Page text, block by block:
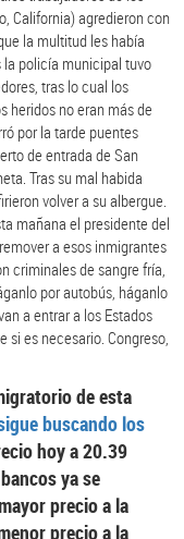
California) agredieron con
la multitud les había
policía municipal tuvo
tras lo cual los
heridos no eran más de
por la tarde puentes
de entrada de San
Tras su mal habida
volver a su albergue.
mañana el presidente del
a esos inmigrantes
criminales de sangre fría,
por autobús, háganlo
a entrar a los Estados
si es necesario. Congreso,
de esta
buscando los
hoy a 20.39
ya se
precio a la
precio a la